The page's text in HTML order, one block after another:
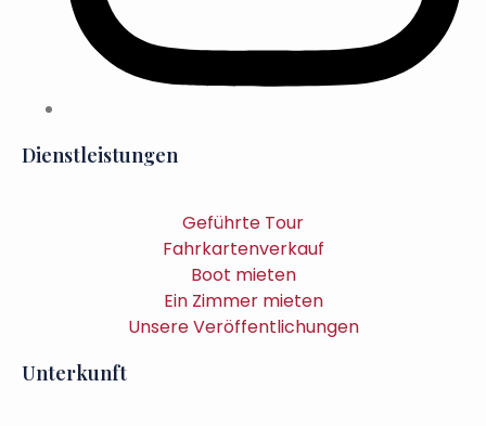
Dienstleistungen
Geführte Tour
Fahrkartenverkauf
Boot mieten
Ein Zimmer mieten
Unsere Veröffentlichungen
Unterkunft